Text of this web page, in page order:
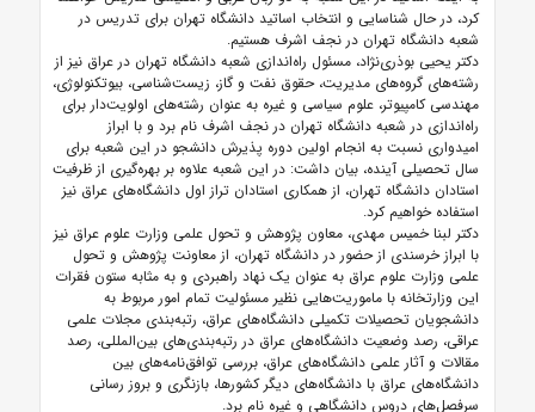
کرد، در حال شناسایی و انتخاب اساتید دانشگاه تهران برای تدریس در
شعبه دانشگاه تهران در نجف اشرف هستیم.
دکتر یحیی بوذری‌نژاد، مسئول راه‌اندازی شعبه دانشگاه تهران در عراق نیز از
رشته‌های گروه‌های مدیریت، حقوق نفت و گاز، زیست‌شناسی، بیوتکنولوژی،
مهندسی کامپیوتر، علوم سیاسی و غیره به عنوان رشته‌های اولویت‌دار برای
راه‌اندازی در شعبه دانشگاه تهران در نجف اشرف نام برد و با ابراز
امیدواری نسبت به انجام اولین دوره پذیرش دانشجو در این شعبه برای
سال تحصیلی آینده، بیان داشت: در این شعبه علاوه بر بهره‌گیری از ظرفیت
استادان دانشگاه تهران، از همکاری استادان تراز اول دانشگاه‌های عراق نیز
استفاده خواهیم کرد.
دکتر لبنا خمیس مهدی، معاون پژوهش و تحول علمی وزارت علوم عراق نیز
با ابراز خرسندی از حضور در دانشگاه تهران، از معاونت پژوهش و تحول
علمی وزارت علوم عراق به عنوان یک نهاد راهبردی و به مثابه ستون فقرات
این وزارتخانه با ماموریت‌هایی نظیر مسئولیت تمام امور مربوط به
دانشجویان تحصیلات تکمیلی دانشگاه‌های عراق، رتبه‌بندی مجلات علمی
عراقی، رصد وضعیت دانشگاه‌های عراق در رتبه‌بندی‌های بین‌المللی، رصد
مقالات و آثار علمی دانشگاه‌های عراق، بررسی توافق‌نامه‌های بین
دانشگاه‌های عراق با دانشگاه‌های دیگر کشورها، بازنگری و بروز رسانی
سرفصل‌های دروس دانشگاهی و غیره نام برد.